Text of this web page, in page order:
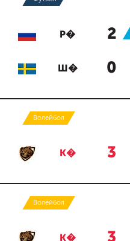
Р� 2
Ш� 0
Волейбол
К� 3
Волейбол
К� 3